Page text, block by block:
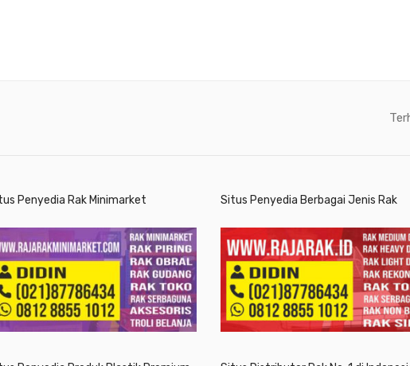
Penyedia Rak Minimarket Situs Penyedia Berbagai Jenis Rak